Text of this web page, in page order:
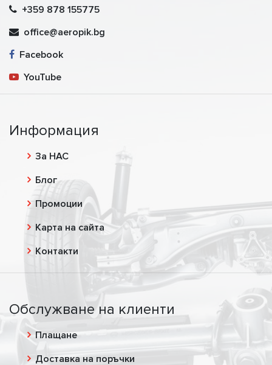
+359 878 155775
office@aeropik.bg
Facebook
YouTube
Информация
За НАС
Блог
Промоции
Карта на сайта
Контакти
Обслужване на клиенти
Плащане
Доставка на поръчки